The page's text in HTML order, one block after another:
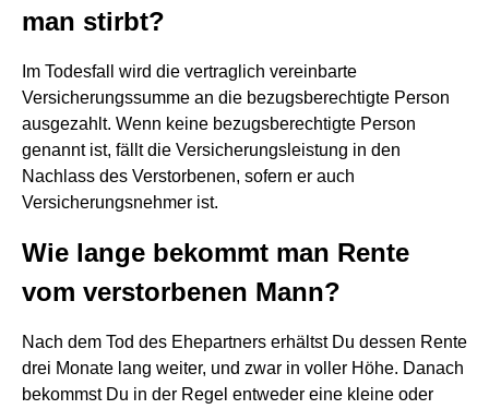
man stirbt?
Im Todesfall wird die vertraglich vereinbarte
Versicherungssumme an die bezugsberechtigte Person
ausgezahlt. Wenn keine bezugsberechtigte Person
genannt ist, fällt die Versicherungsleistung in den
Nachlass des Verstorbenen, sofern er auch
Versicherungsnehmer ist.
Wie lange bekommt man Rente
vom verstorbenen Mann?
Nach dem Tod des Ehepartners erhältst Du dessen Rente
drei Monate lang weiter, und zwar in voller Höhe. Danach
bekommst Du in der Regel entweder eine kleine oder